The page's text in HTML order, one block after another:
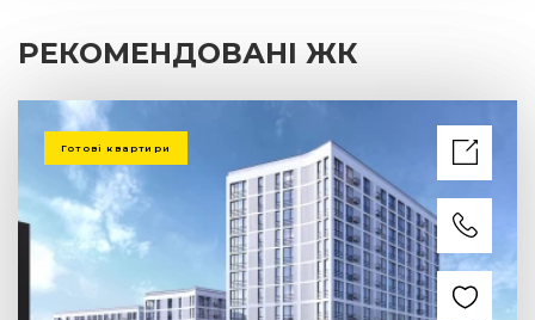
РЕКОМЕНДОВАНІ ЖК
Готові квартири